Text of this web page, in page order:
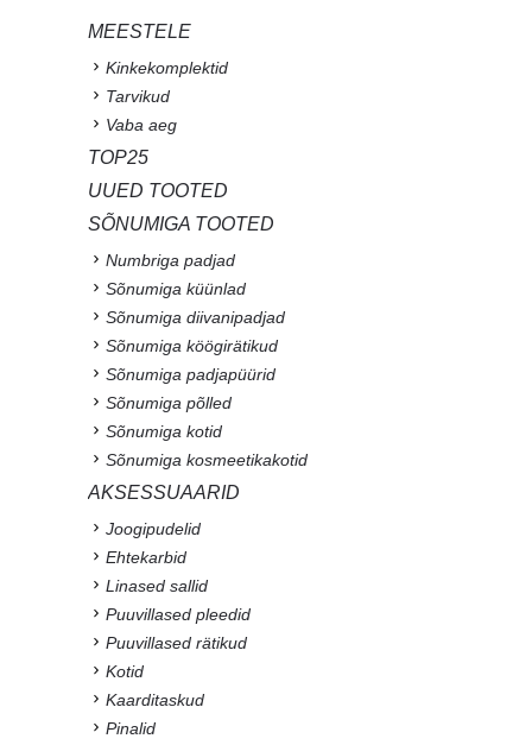
MEESTELE
Kinkekomplektid
Tarvikud
Vaba aeg
TOP25
UUED TOOTED
SÕNUMIGA TOOTED
Numbriga padjad
Sõnumiga küünlad
Sõnumiga diivanipadjad
Sõnumiga köögirätikud
Sõnumiga padjapüürid
Sõnumiga põlled
Sõnumiga kotid
Sõnumiga kosmeetikakotid
AKSESSUAARID
Joogipudelid
Ehtekarbid
Linased sallid
Puuvillased pleedid
Puuvillased rätikud
Kotid
Kaarditaskud
Pinalid